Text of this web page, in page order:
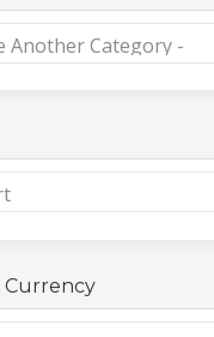
Currency